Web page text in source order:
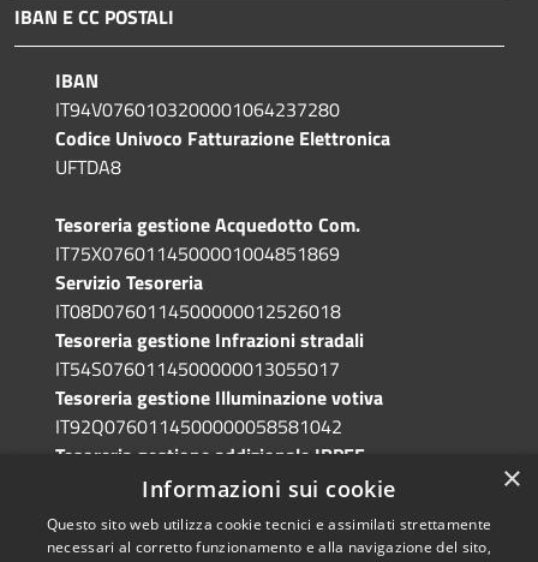
IBAN E CC POSTALI
IBAN
IT94V0760103200001064237280
Codice Univoco Fatturazione Elettronica
UFTDA8
Tesoreria gestione Acquedotto Com.
IT75X0760114500001004851869
Servizio Tesoreria
IT08D0760114500000012526018
Tesoreria gestione Infrazioni stradali
IT54S0760114500000013055017
Tesoreria gestione Illuminazione votiva
IT92Q0760114500000058581042
Tesoreria gestione addizionale IRPEF
IT71A0760114500000086341765
×
Informazioni sui cookie
Questo sito web utilizza cookie tecnici e assimilati strettamente
necessari al corretto funzionamento e alla navigazione del sito,